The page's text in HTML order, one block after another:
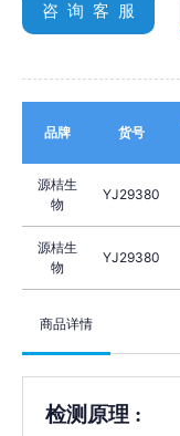
咨 询 客 服
品牌 货号
源桔生
物
YJ29380
源桔生
物
YJ29380
商品详情
检测原理 :